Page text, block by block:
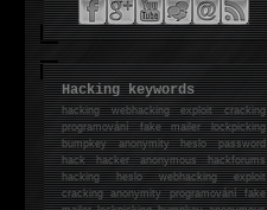
Hacking keywords
hackingwebhacking exploit cracking
programování fake mailer lockpicking
bumpkey anonymity heslo password
hackhacker anonymous hackforums
hackingheslo webhacking exploit
cracking anonymity programování fake